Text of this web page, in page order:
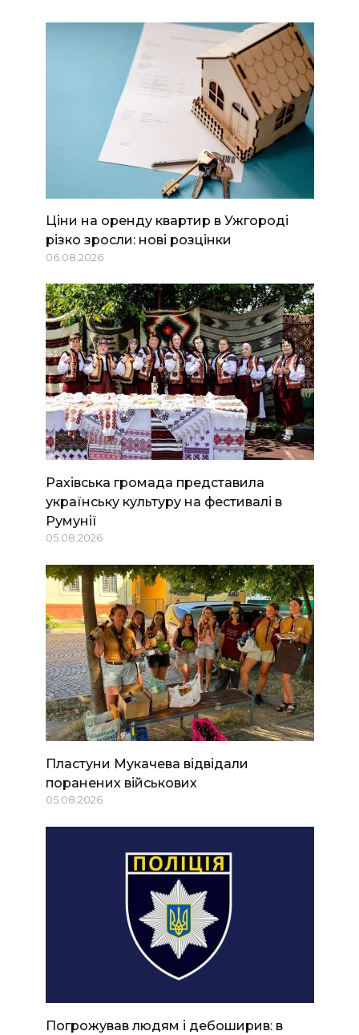
Ціни на оренду квартир в Ужгороді
різко зросли: нові розцінки
06.08.2026
Рахівська громада представила
українську культуру на фестивалі в
Румунії
05.08.2026
Пластуни Мукачева відвідали
поранених військових
05.08.2026
Погрожував людям і дебоширив: в